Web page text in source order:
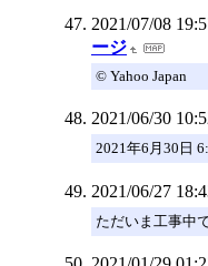
2021/07/08
ージ
© Yahoo Japan
2021/06/30
2021年6月30日
2021/06/27
ただいま工事中